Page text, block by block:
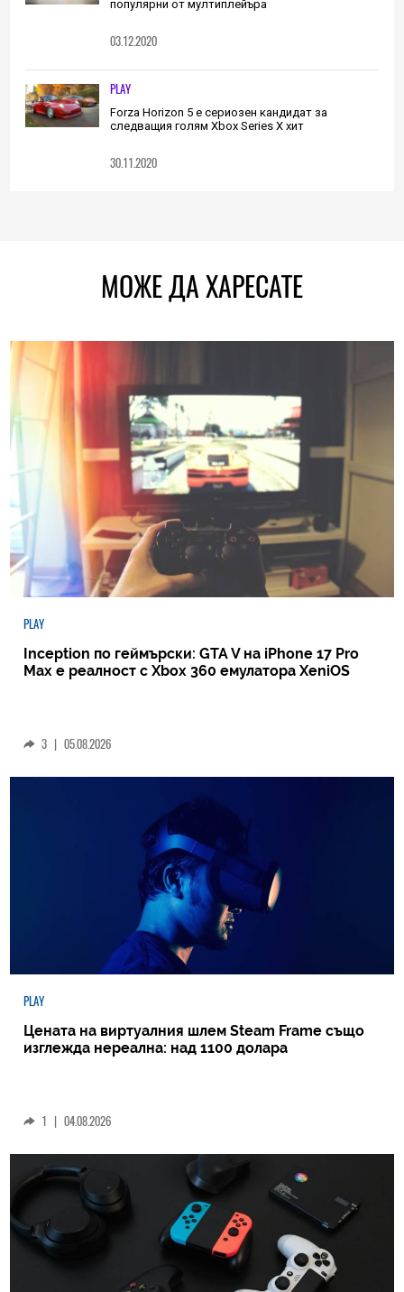
популярни от мултиплейъра
03.12.2020
PLAY
Forza Horizon 5 е сериозен кандидат за
следващия голям Xbox Series X хит
30.11.2020
МОЖЕ ДА ХАРЕСАТЕ
PLAY
Inception по геймърски: GTA V на iPhone 17 Pro
Max е реалност с Xbox 360 емулатора XeniOS
3 | 05.08.2026
PLAY
Цената на виртуалния шлем Steam Frame също
изглежда нереална: над 1100 долара
1 | 04.08.2026